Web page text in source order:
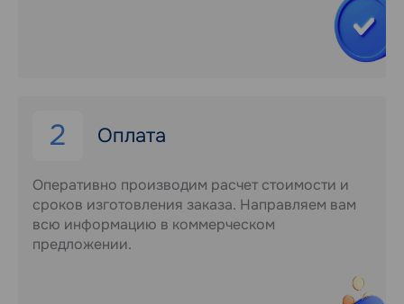
2 Оплата
Оперативно производим расчет стоимости и
сроков изготовления заказа. Направляем вам
всю информацию в коммерческом
предложении.